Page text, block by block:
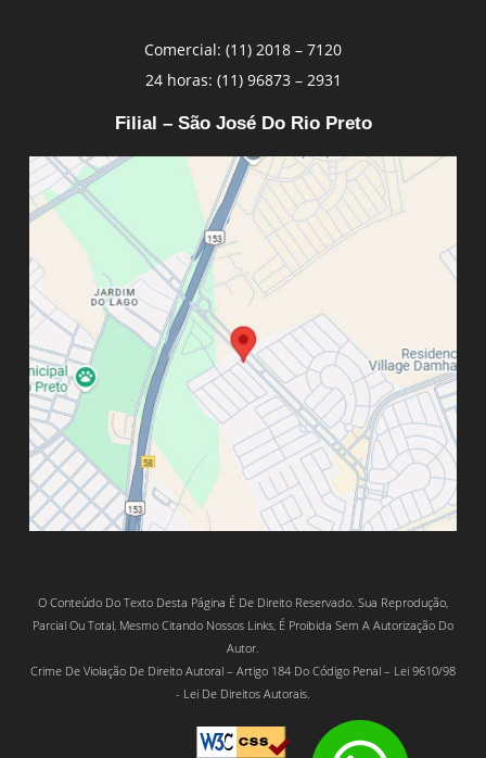
Comercial: (11) 2018 – 7120
24 horas: (11) 96873 – 2931
Filial – São José Do Rio Preto
O Conteúdo Do Texto Desta Página É De Direito Reservado. Sua Reprodução,
Parcial Ou Total, Mesmo Citando Nossos Links, É Proibida Sem A Autorização Do
Autor.
Crime De Violação De Direito Autoral – Artigo 184 Do Código Penal – Lei 9610/98
- Lei De Direitos Autorais.